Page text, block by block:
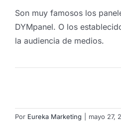
Son muy famosos los
DYMpanel. O los
la audiencia de medios.
Por Eureka Marketing mayo 27,